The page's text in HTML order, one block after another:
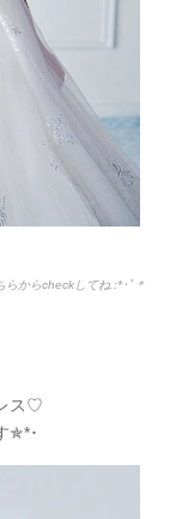
らからcheckしてね.:*･ﾟ＊
ス♡
✯*･